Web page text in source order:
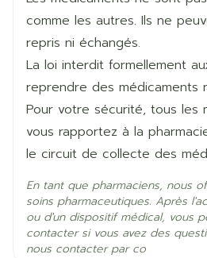
Ingrédients
Actifs
bilastine
Préservation
Température
25°C)
comme les autres. Ils ne
repris ni échangés.
La loi interdit formellement
reprendre des médicaments
Pour votre sécurité, tous les
vous rapportez à la
le circuit de collecte des
En tant que pharmaciens, nous
soins pharmaceutiques. Après
ou d'un dispositif médical, vous
contacter si vous avez des
nous contacter par co